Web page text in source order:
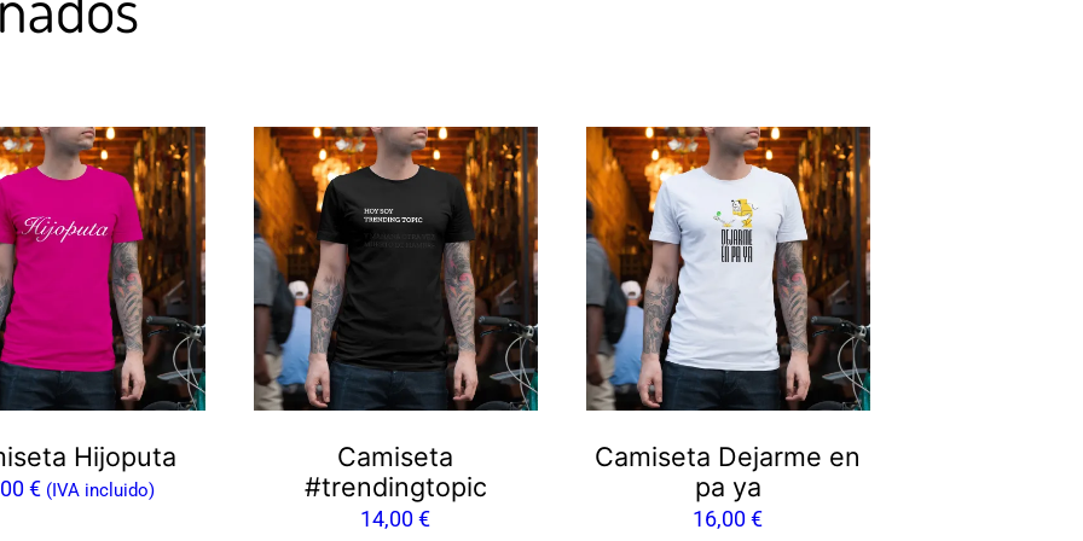
Hijoputa
€ (IVA incluido)
Camiseta
#trendingtopic
14,00€
Camiseta Dejarme en
pa ya
16,00€